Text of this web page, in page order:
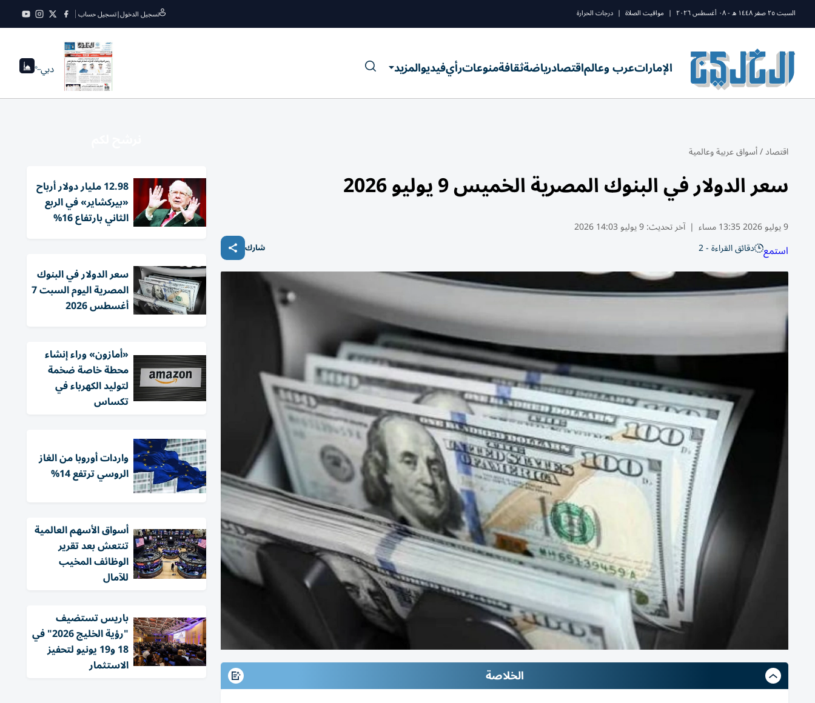
السبت ٢٥ صفر ١٤٤٨ ه - ٠٨ أغسطس ٢٠٢٦ | مواقيت الصلاة | درجات الحرارة تسجيل الدخول|تسجيل حساب
الإماراتعرب وعالماقتصادرياضةثقافةمنوعاترأيفيديوالمزيد دبي--°
اقتصاد/أسواق عربية وعالمية
سعر الدولار في البنوك المصرية الخميس 9 يوليو 2026
9 يوليو 2026 13:35 مساء | آخر تحديث:9 يوليو 14:03 2026
استمع دقائق القراءة - 2 شارك
الخلاصة
12.98 مليار دولار أرباح
«بيركشاير» في الربع
الثاني بارتفاع 16%
سعر الدولار في البنوك
المصرية اليوم السبت 7
أغسطس 2026
«أمازون» وراء إنشاء
محطة خاصة ضخمة
لتوليد الكهرباء في
تكساس
واردات أوروبا من الغاز
الروسي ترتفع 14%
أسواق الأسهم العالمية
تنتعش بعد تقرير
الوظائف المخيب
للآمال
باريس تستضيف
"رؤية الخليج 2026" في
18 و19 يونيو لتحفيز
الاستثمار